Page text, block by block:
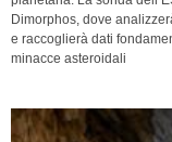
Dimorphos, dove
e raccoglierà dati
minacce asteroidali